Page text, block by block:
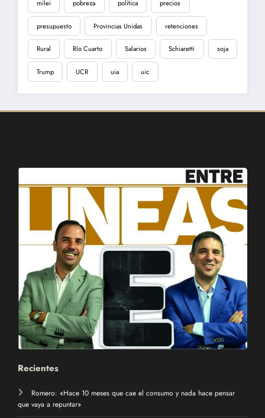
milei pobreza política precios
presupuesto Provincias Unidas retenciones
Rural Río Cuarto Salarios Schiaretti soja
Trump UCR uia uic
Recientes
Romero: «Hace 10 meses que cae el consumo y nada hace pensar
que vaya a repuntar»